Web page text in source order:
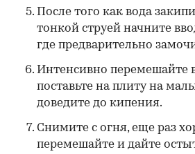
После того как вода
тонкой струей начните
где предварительно
Интенсивно перемешайте
поставьте на плиту на
доведите до кипения.
Снимите с огня, еще раз
перемешайте и дайте